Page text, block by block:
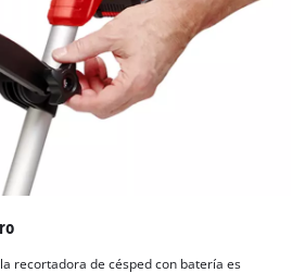
recortadora de césped con batería es